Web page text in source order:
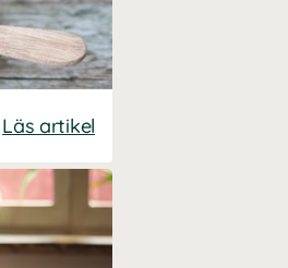
Läs artikel